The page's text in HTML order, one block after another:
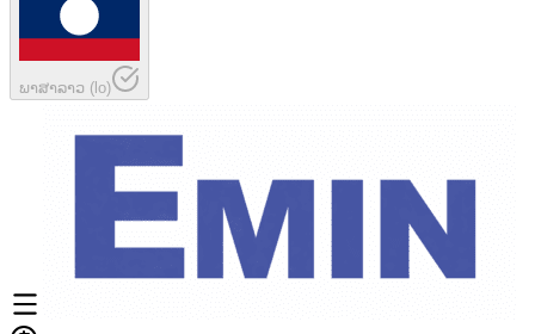
ພາສາລາວ (lo)